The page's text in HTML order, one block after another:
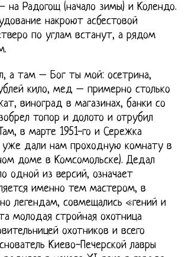
на Радогощ (начало зимы) и Колендо.
накроют асбестовой
по углам встанут, а рядом
а там – Бог ты мой: осетрина,
кило, мед – примерно столько
виноград в магазинах, банки со
топор и долото и отрубил
в марте 1951-го и Сережка
уже дали нам проходную комнату в
доме в Комсомольске). Дедал
одной из версий, означает
именно тем мастером, в
легендам, совмещались «гений и
молодая стройная охотница
охотников и всего
Киево-Печерской лавры